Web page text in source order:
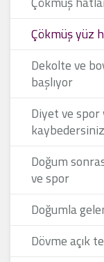
Çökmüş yüz
Dekolte ve
başlıyor
Diyet ve spor
kaybedersiniz
Doğum
ve spor
Doğumla
Dövme açık